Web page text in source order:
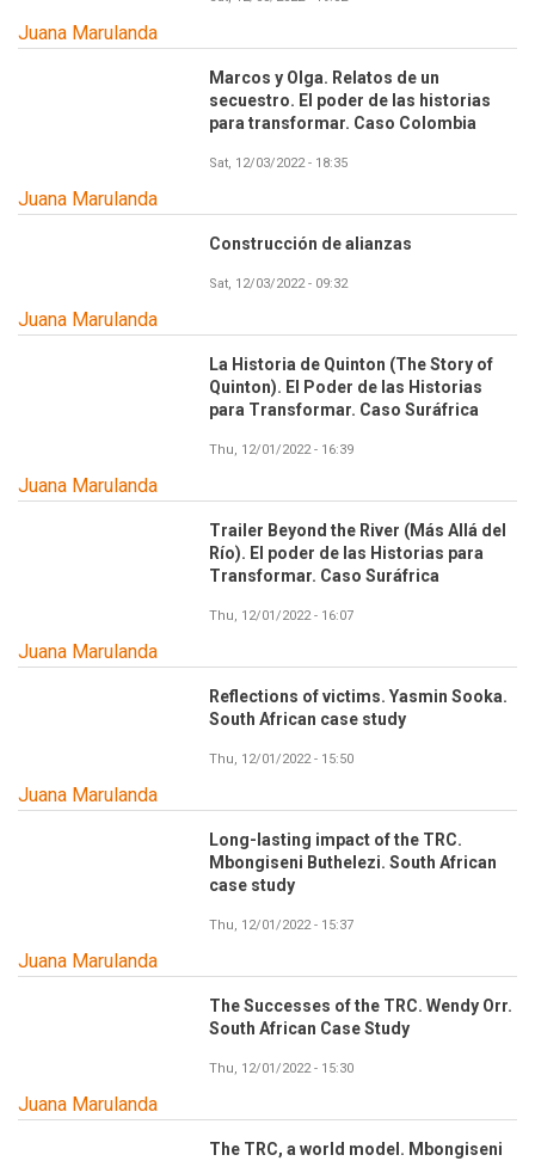
Juana Marulanda
Marcos y Olga. Relatos de un
secuestro. El poder de las historias
para transformar. Caso Colombia
Sat, 12/03/2022 - 18:35
Juana Marulanda
Construcción de alianzas
Sat, 12/03/2022 - 09:32
Juana Marulanda
La Historia de Quinton (The Story of
Quinton). El Poder de las Historias
para Transformar. Caso Suráfrica
Thu, 12/01/2022 - 16:39
Juana Marulanda
Trailer Beyond the River (Más Allá del
Río). El poder de las Historias para
Transformar. Caso Suráfrica
Thu, 12/01/2022 - 16:07
Juana Marulanda
Reflections of victims. Yasmin Sooka.
South African case study
Thu, 12/01/2022 - 15:50
Juana Marulanda
Long-lasting impact of the TRC.
Mbongiseni Buthelezi. South African
case study
Thu, 12/01/2022 - 15:37
Juana Marulanda
The Successes of the TRC. Wendy Orr.
South African Case Study
Thu, 12/01/2022 - 15:30
Juana Marulanda
The TRC, a world model. Mbongiseni